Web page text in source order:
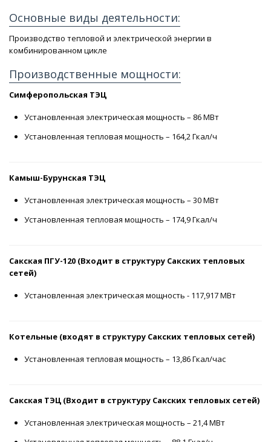
Основные виды деятельности:
Производство тепловой и электрической энергии в
комбинированном цикле
Производственные мощности:
Симферопольская ТЭЦ
Установленная электрическая мощность – 86 МВт
Установленная тепловая мощность – 164,2 Гкал/ч
Камыш-Бурунская ТЭЦ
Установленная электрическая мощность – 30 МВт
Установленная тепловая мощность – 174,9 Гкал/ч
Сакская ПГУ-120 (Входит в структуру Сакских тепловых
сетей)
Установленная электрическая мощность - 117,917 МВт
Котельные (входят в структуру Сакских тепловых сетей)
Установленная тепловая мощность – 13,86 Гкал/час
Сакская ТЭЦ (Входит в структуру Сакских тепловых сетей)
Установленная электрическая мощность – 21,4 МВт